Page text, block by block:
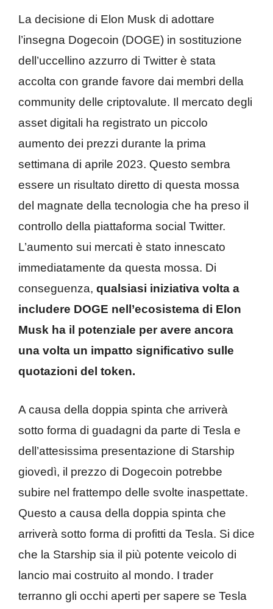
La decisione di Elon Musk di adottare
l’insegna Dogecoin (DOGE) in sostituzione
dell’uccellino azzurro di Twitter è stata
accolta con grande favore dai membri della
community delle criptovalute. Il mercato degli
asset digitali ha registrato un piccolo
aumento dei prezzi durante la prima
settimana di aprile 2023. Questo sembra
essere un risultato diretto di questa mossa
del magnate della tecnologia che ha preso il
controllo della piattaforma social Twitter.
L’aumento sui mercati è stato innescato
immediatamente da questa mossa. Di
conseguenza, qualsiasi iniziativa volta a
includere DOGE nell’ecosistema di Elon
Musk ha il potenziale per avere ancora
una volta un impatto significativo sulle
quotazioni del token.
A causa della doppia spinta che arriverà
sotto forma di guadagni da parte di Tesla e
dell’attesissima presentazione di Starship
giovedì, il prezzo di Dogecoin potrebbe
subire nel frattempo delle svolte inaspettate.
Questo a causa della doppia spinta che
arriverà sotto forma di profitti da Tesla. Si dice
che la Starship sia il più potente veicolo di
lancio mai costruito al mondo. I trader
terranno gli occhi aperti per sapere se Tesla